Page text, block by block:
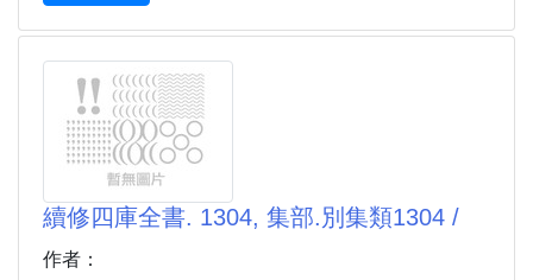
續修四庫全書. 1304, 集部.別集類1304 /
作者：